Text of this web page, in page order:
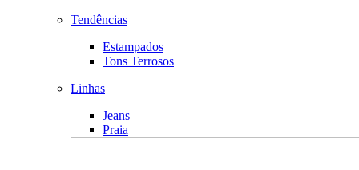
Tendências
Estampados
Tons Terrosos
Linhas
Jeans
Praia